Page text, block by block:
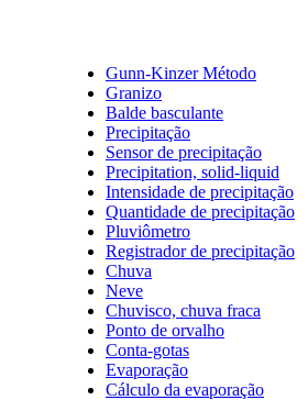
Gunn-Kinzer Método
Granizo
Balde basculante
Precipitação
Sensor de precipitação
Precipitation, solid-liquid
Intensidade de precipitação
Quantidade de precipitação
Pluviômetro
Registrador de precipitação
Chuva
Neve
Chuvisco, chuva fraca
Ponto de orvalho
Conta-gotas
Evaporação
Cálculo da evaporação